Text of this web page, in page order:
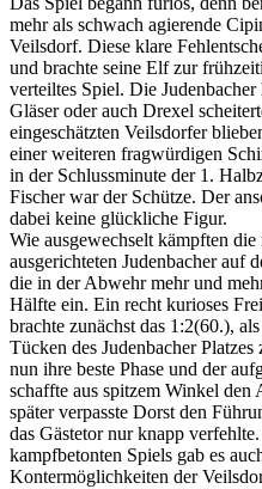
mehr als schwach agierende
Veilsdorf. Diese klare
und brachte seine Elf zur
verteiltes Spiel. Die
Gläser oder auch Drexel
eingeschätzten Veilsdorfer
einer weiteren fragwürdigen
in der Schlussminute der 1.
Fischer war der Schütze. Der
dabei keine glückliche Figur.
Wie ausgewechselt kämpften
ausgerichteten Judenbacher auf
die in der Abwehr mehr und
Hälfte ein. Ein recht kurioses
brachte zunächst das 1:2(60.),
Tücken des Judenbacher
nun ihre beste Phase und der
schaffte aus spitzem Winkel
später verpasste Dorst den
das Gästetor nur knapp
kampfbetonten Spiels gab es
Kontermöglichkeiten der